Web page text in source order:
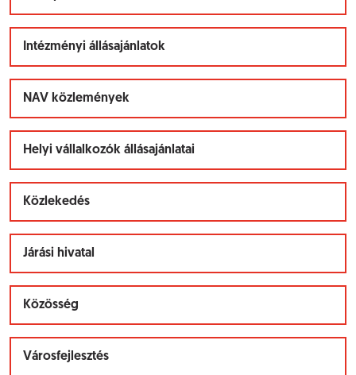
Intézményi állásajánlatok
NAV közlemények
Helyi vállalkozók állásajánlatai
Közlekedés
Járási hivatal
Közösség
Városfejlesztés